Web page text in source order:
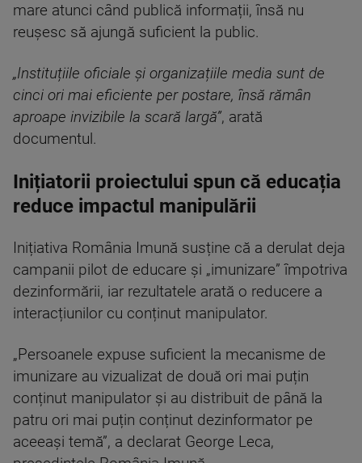
mare atunci când publică informații, însă nu
reușesc să ajungă suficient la public.
„Instituțiile oficiale și organizațiile media sunt de
cinci ori mai eficiente per postare, însă rămân
aproape invizibile la scară largă”, arată
documentul.
Inițiatorii proiectului spun că educația
reduce impactul manipulării
Inițiativa România Imună susține că a derulat deja
campanii pilot de educare și „imunizare” împotriva
dezinformării, iar rezultatele arată o reducere a
interacțiunilor cu conținut manipulator.
„Persoanele expuse suficient la mecanisme de
imunizare au vizualizat de două ori mai puțin
conținut manipulator și au distribuit de până la
patru ori mai puțin conținut dezinformator pe
aceeași temă”, a declarat George Leca,